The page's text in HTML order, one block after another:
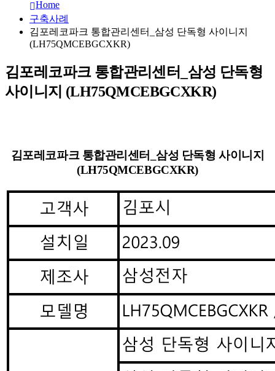
Home
구축사례
김포레코파크 통합관리센터_삼성 단독형 사이니지
(LH75QMCEBGCXKR)
김포레코파크 통합관리센터_삼성 단독형
사이니지 (LH75QMCEBGCXKR)
김포레코파크 통합관리센터_삼성 단독형 사이니지
(LH75QMCEBGCXKR)